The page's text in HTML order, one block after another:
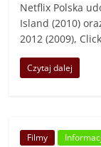
Netflix Polska
Island (2010)
2012 (2009), Click
Czytaj dalej
Filmy